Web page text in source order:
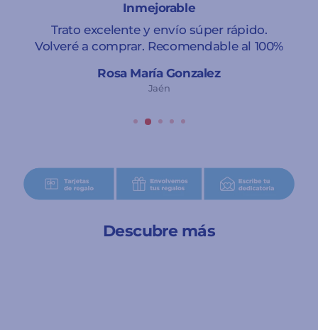
Inmejorable
Trato excelente y envío súper rápido.
Volveré a comprar. Recomendable al 100%
Rosa María Gonzalez
Jaén
Descubre más